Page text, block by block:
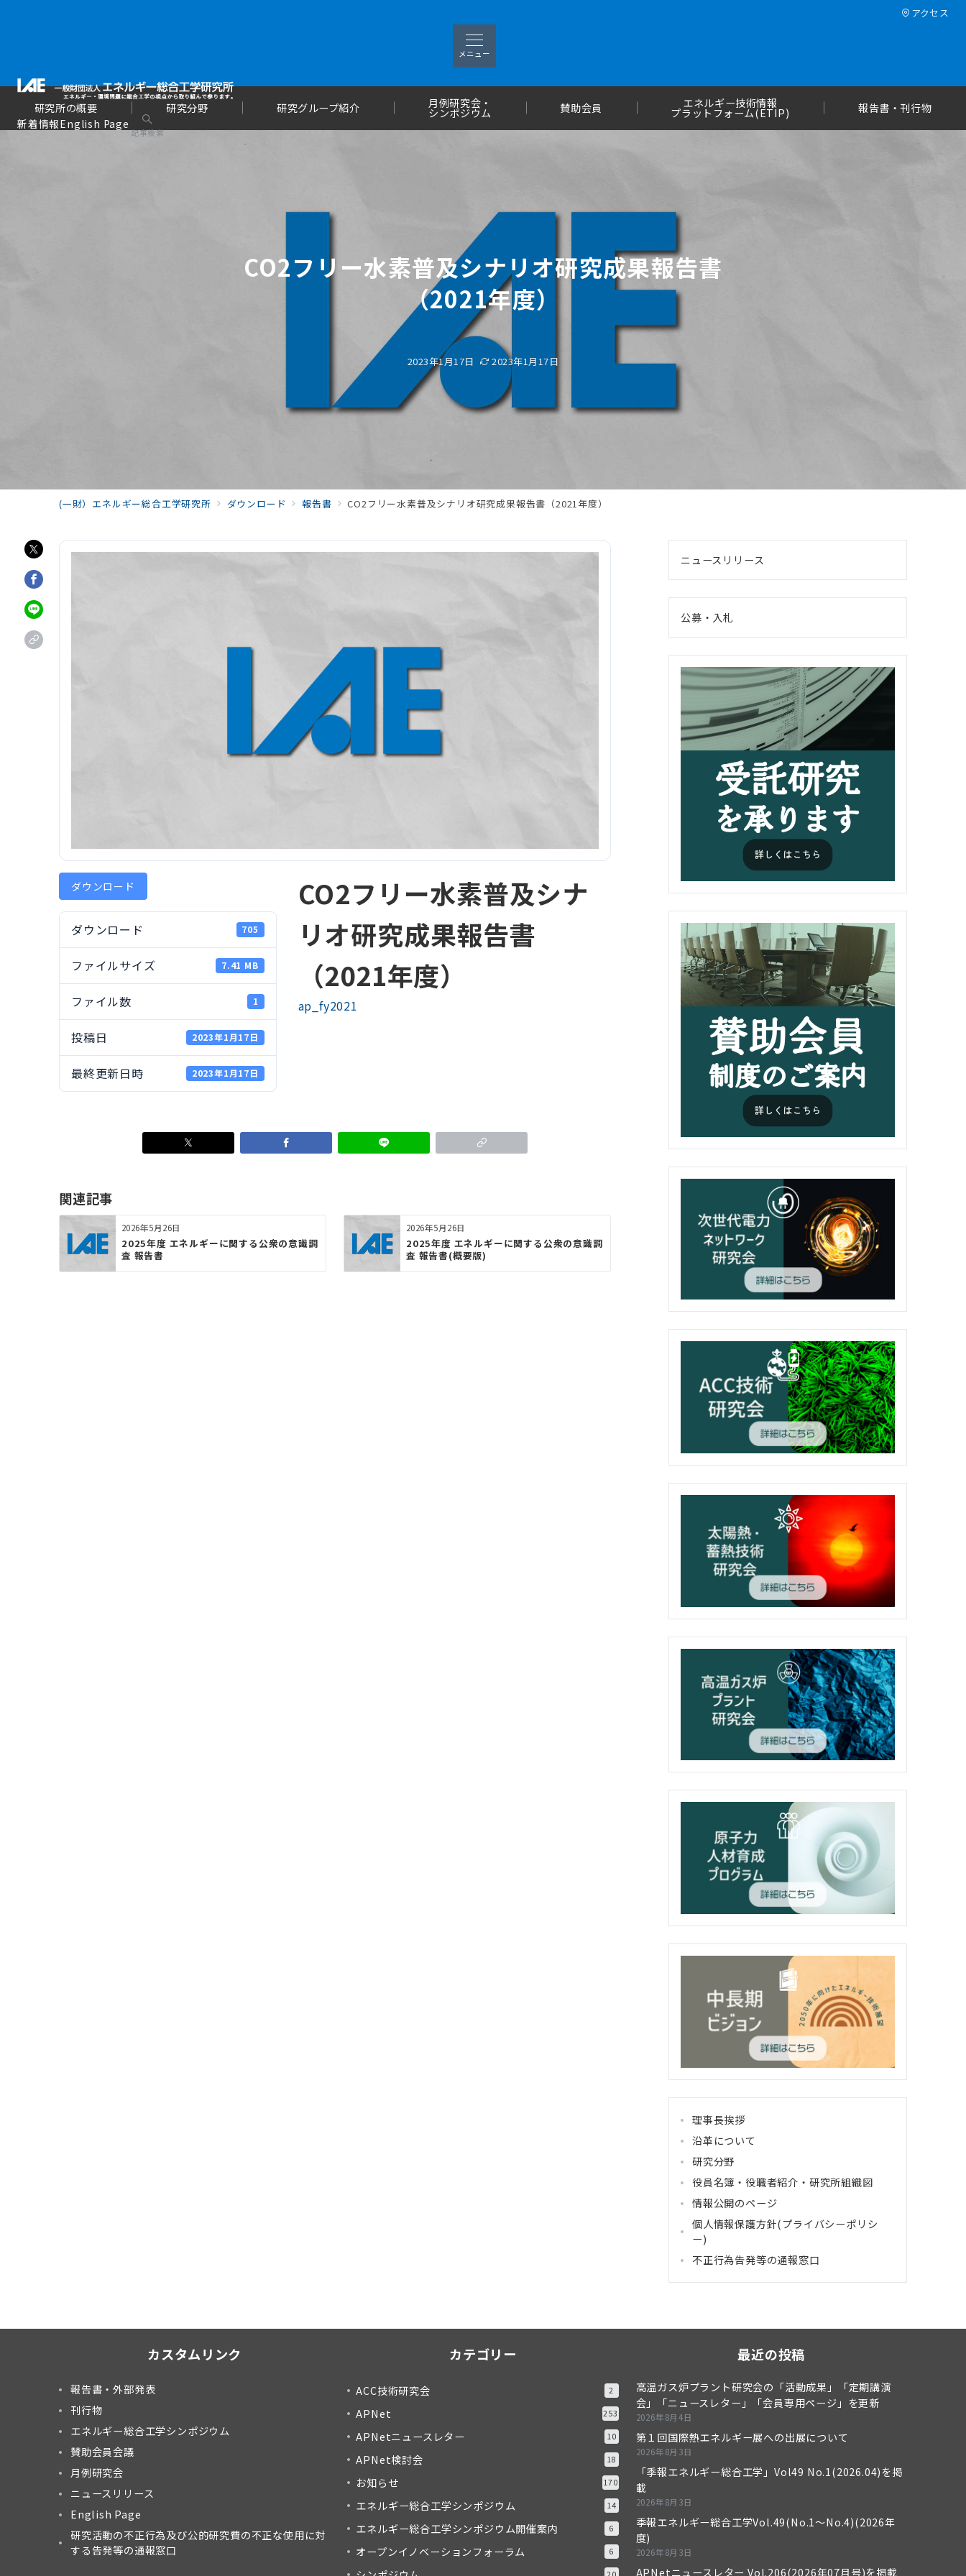
アクセス
メニュー
新着情報English Page
記事検索
研究所の概要 研究分野 研究グループ紹介 月例研究会・
シンポジウム 賛助会員 エネルギー技術情報
プラットフォーム(ETIP) 報告書・刊行物
CO2フリー水素普及シナリオ研究成果報告書
（2021年度）
2023年1月17日 2023年1月17日
(一財）エネルギー総合工学研究所 ダウンロード 報告書 CO2フリー水素普及シナリオ研究成果報告書（2021年度）
ダウンロード
ダウンロード 705
ファイルサイズ 7.41 MB
ファイル数 1
投稿日 2023年1月17日
最終更新日時 2023年1月17日
CO2フリー水素普及シナ
リオ研究成果報告書
（2021年度）
ap_fy2021
関連記事
2026年5月26日
2025年度 エネルギーに関する公衆の意識調
査 報告書
2026年5月26日
2025年度 エネルギーに関する公衆の意識調
査 報告書(概要版)
ニュースリリース
公募・入札
理事長挨拶
沿革について
研究分野
役員名簿・役職者紹介・研究所組織図
情報公開のページ
個人情報保護方針(プライバシーポリシ
ー)
不正行為告発等の通報窓口
カスタムリンク
報告書・外部発表
刊行物
エネルギー総合工学シンポジウム
賛助会員会議
月例研究会
ニュースリリース
English Page
研究活動の不正行為及び公的研究費の不正な使用に対
する告発等の通報窓口
カテゴリー
ACC技術研究会 2
APNet 253
APNetニュースレター 10
APNet検討会 18
お知らせ 170
エネルギー総合工学シンポジウム 14
エネルギー総合工学シンポジウム開催案内 6
オープンイノベーションフォーラム 6
最近の投稿
高温ガス炉プラント研究会の「活動成果」「定期講演
会」「ニュースレター」「会員専用ページ」を更新
2026年8月4日
第１回国際熱エネルギー展への出展について
2026年8月3日
「季報エネルギー総合工学」Vol49 No.1(2026.04)を掲
載
2026年8月3日
季報エネルギー総合工学Vol.49(No.1～No.4)(2026年
度)
2026年8月3日
APNetニュースレター Vol.206(2026年07月号)を掲載